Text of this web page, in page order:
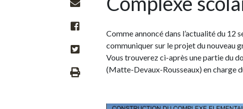
Comme annoncé dans l’actualité du 12
communiquer sur le projet du nouveau
Vous trouverez ci-après une partie du
(Matte-Devaux-Rousseaux) en charge